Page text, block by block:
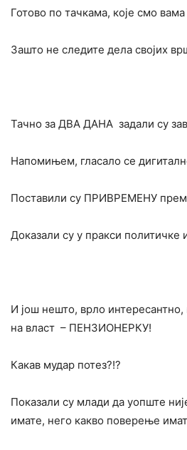
Готово по тачкама, које смо
Зашто не следите дела својих
Тачно за ДВА ДАНА задали су
Напомињем, гласало се
Поставили су ПРИВРЕМЕНУ
Доказали су у пракси политичке
И још нешто, врло
на власт – ПЕНЗИОНЕРКУ!
Какав мудар потез?!?
Показали су млади да уопште
имате, него какво поверење